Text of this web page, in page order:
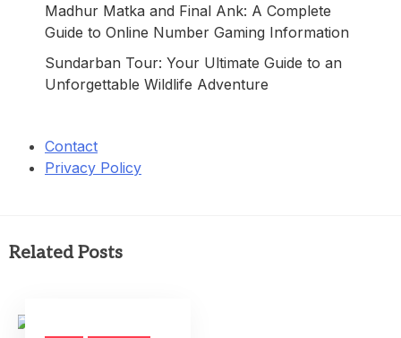
Madhur Matka and Final Ank: A Complete
Guide to Online Number Gaming Information
Sundarban Tour: Your Ultimate Guide to an
Unforgettable Wildlife Adventure
Contact
Privacy Policy
Related Posts